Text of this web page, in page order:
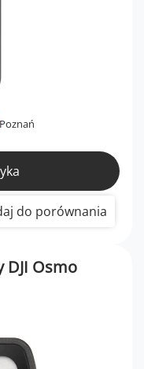
Poznań
do porównania
DJI Osmo